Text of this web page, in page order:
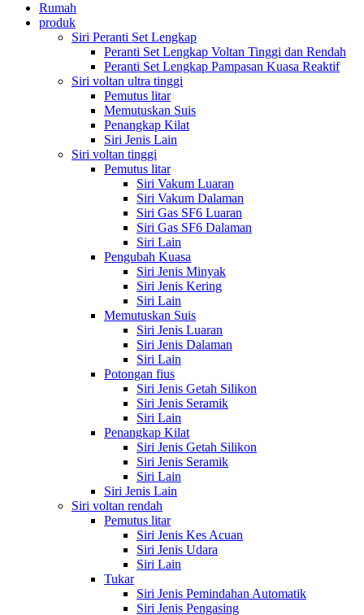
Rumah
produk
Siri Peranti Set Lengkap
Peranti Set Lengkap Voltan Tinggi dan Rendah
Peranti Set Lengkap Pampasan Kuasa Reaktif
Siri voltan ultra tinggi
Pemutus litar
Memutuskan Suis
Penangkap Kilat
Siri Jenis Lain
Siri voltan tinggi
Pemutus litar
Siri Vakum Luaran
Siri Vakum Dalaman
Siri Gas SF6 Luaran
Siri Gas SF6 Dalaman
Siri Lain
Pengubah Kuasa
Siri Jenis Minyak
Siri Jenis Kering
Siri Lain
Memutuskan Suis
Siri Jenis Luaran
Siri Jenis Dalaman
Siri Lain
Potongan fius
Siri Jenis Getah Silikon
Siri Jenis Seramik
Siri Lain
Penangkap Kilat
Siri Jenis Getah Silikon
Siri Jenis Seramik
Siri Lain
Siri Jenis Lain
Siri voltan rendah
Pemutus litar
Siri Jenis Kes Acuan
Siri Jenis Udara
Siri Lain
Tukar
Siri Jenis Pemindahan Automatik
Siri Jenis Pengasing